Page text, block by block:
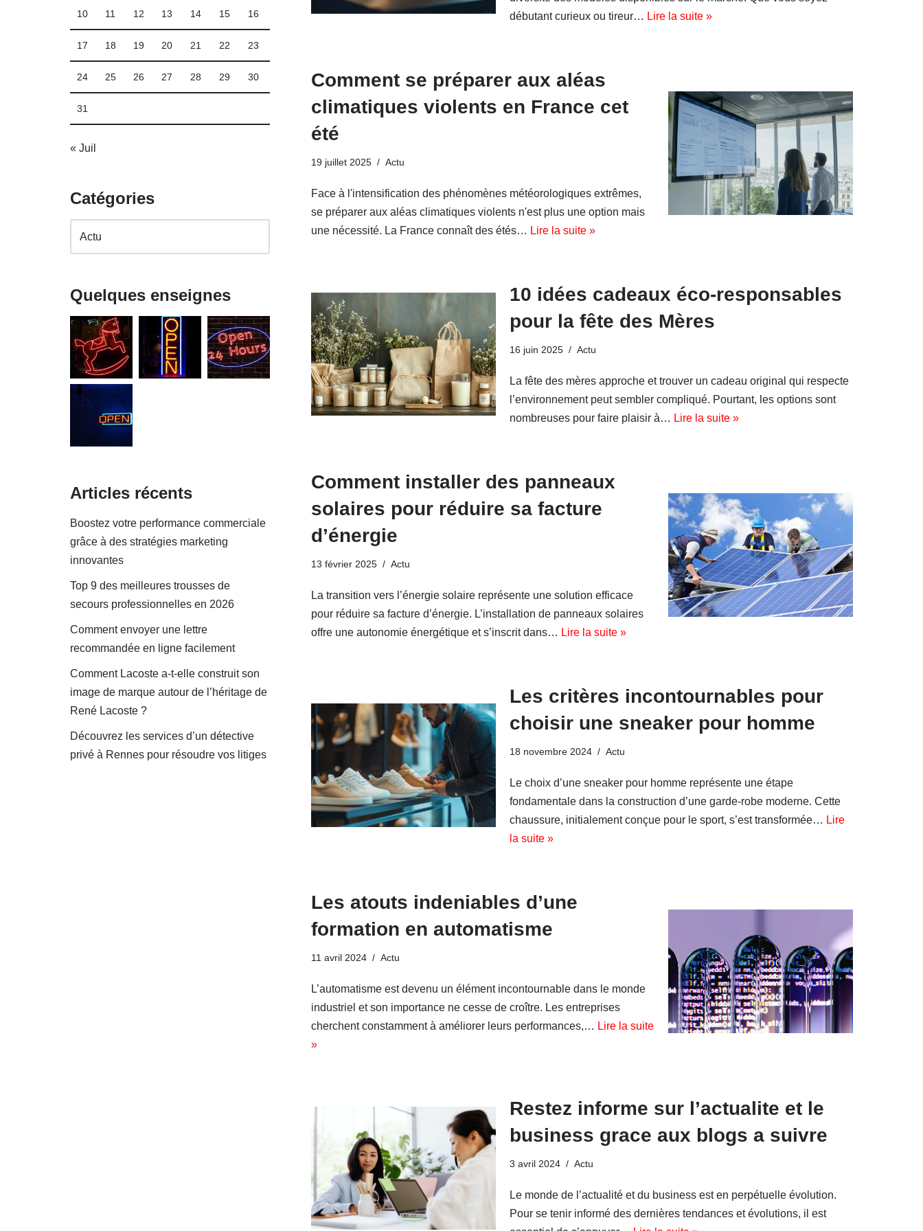
10 11 12 13 14 15 16
17 18 19 20 21 22 23
24 25 26 27 28 29 30
31
« Juil
Catégories
Quelques enseignes
Articles récents
Boostez votre performance commerciale
grâce à des stratégies marketing
innovantes
Top 9 des meilleures trousses de
secours professionnelles en 2026
Comment envoyer une lettre
recommandée en ligne facilement
Comment Lacoste a-t-elle construit son
image de marque autour de l’héritage de
René Lacoste ?
Découvrez les services d’un détective
privé à Rennes pour résoudre vos litiges
débutant curieux ou tireur… Lire la suite »
Comment se préparer aux aléas
climatiques violents en France cet
été
19 juillet 2025 Actu
Face à l'intensification des phénomènes météorologiques extrêmes,
se préparer aux aléas climatiques violents n'est plus une option mais
une nécessité. La France connaît des étés… Lire la suite »
10 idées cadeaux éco-responsables
pour la fête des Mères
16 juin 2025 Actu
La fête des mères approche et trouver un cadeau original qui respecte
l’environnement peut sembler compliqué. Pourtant, les options sont
nombreuses pour faire plaisir à… Lire la suite »
Comment installer des panneaux
solaires pour réduire sa facture
d’énergie
13 février 2025 Actu
La transition vers l’énergie solaire représente une solution efficace
pour réduire sa facture d’énergie. L’installation de panneaux solaires
offre une autonomie énergétique et s’inscrit dans… Lire la suite »
Les critères incontournables pour
choisir une sneaker pour homme
18 novembre 2024 Actu
Le choix d’une sneaker pour homme représente une étape
fondamentale dans la construction d’une garde-robe moderne. Cette
chaussure, initialement conçue pour le sport, s’est transformée… Lire
la suite »
Les atouts indeniables d’une
formation en automatisme
11 avril 2024 Actu
L’automatisme est devenu un élément incontournable dans le monde
industriel et son importance ne cesse de croître. Les entreprises
cherchent constamment à améliorer leurs performances,… Lire la suite
»
Restez informe sur l’actualite et le
business grace aux blogs a suivre
3 avril 2024 Actu
Le monde de l’actualité et du business est en perpétuelle évolution.
Pour se tenir informé des dernières tendances et évolutions, il est